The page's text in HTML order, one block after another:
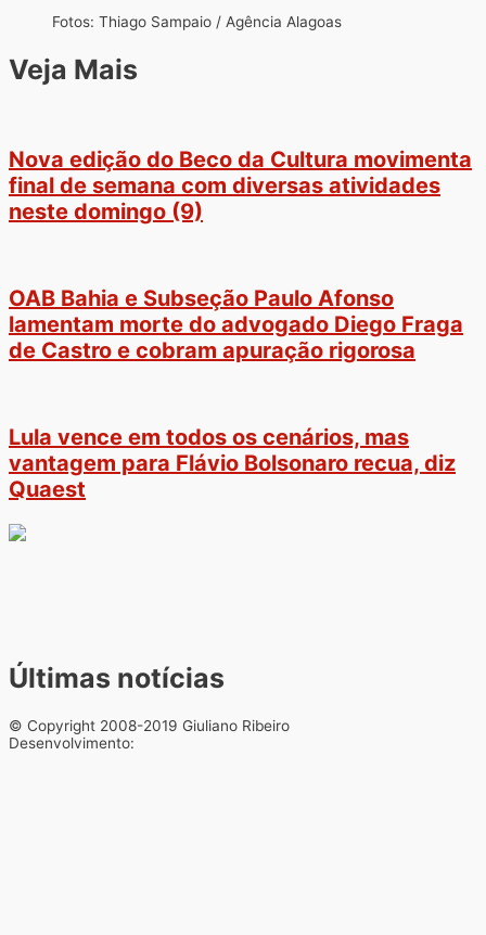
Fotos: Thiago Sampaio / Agência Alagoas
Veja Mais
Nova edição do Beco da Cultura movimenta
final de semana com diversas atividades
neste domingo (9)
OAB Bahia e Subseção Paulo Afonso
lamentam morte do advogado Diego Fraga
de Castro e cobram apuração rigorosa
Lula vence em todos os cenários, mas
vantagem para Flávio Bolsonaro recua, diz
Quaest
Últimas notícias
© Copyright 2008-2019 Giuliano Ribeiro
Desenvolvimento: